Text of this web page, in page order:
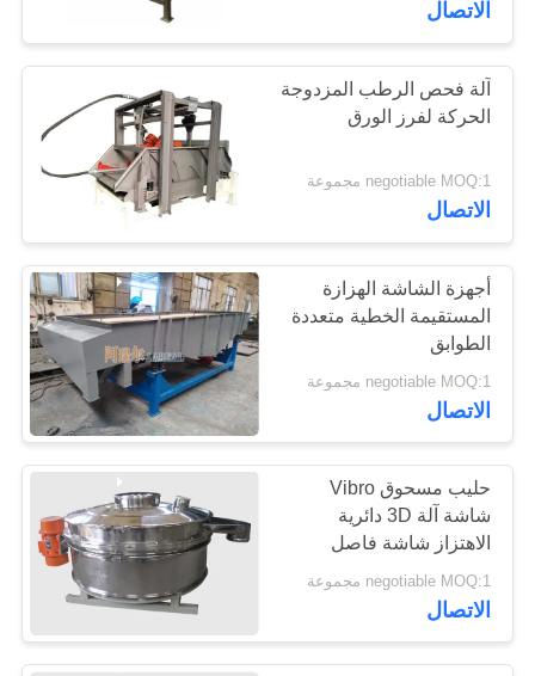
الاتصال
آلة فحص الرطب المزدوجة
الحركة لفرز الورق
negotiable MOQ:1 مجموعة
الاتصال
أجهزة الشاشة الهزازة
المستقيمة الخطية متعددة
الطوابق
negotiable MOQ:1 مجموعة
الاتصال
حليب مسحوق Vibro
شاشة آلة 3D دائرية
الاهتزاز شاشة فاصل
negotiable MOQ:1 مجموعة
الاتصال